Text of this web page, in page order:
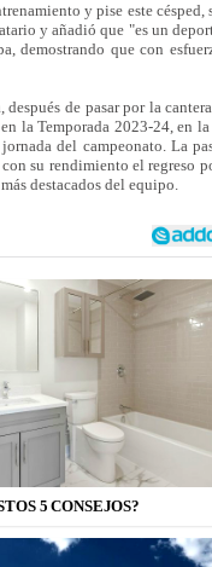
y pise este césped,
y añadió que "es un
demostrando que con
de pasar por la
la Temporada 2023-24, en la
del campeonato. La
su rendimiento el regreso
destacados del equipo.
5 CONSEJOS?